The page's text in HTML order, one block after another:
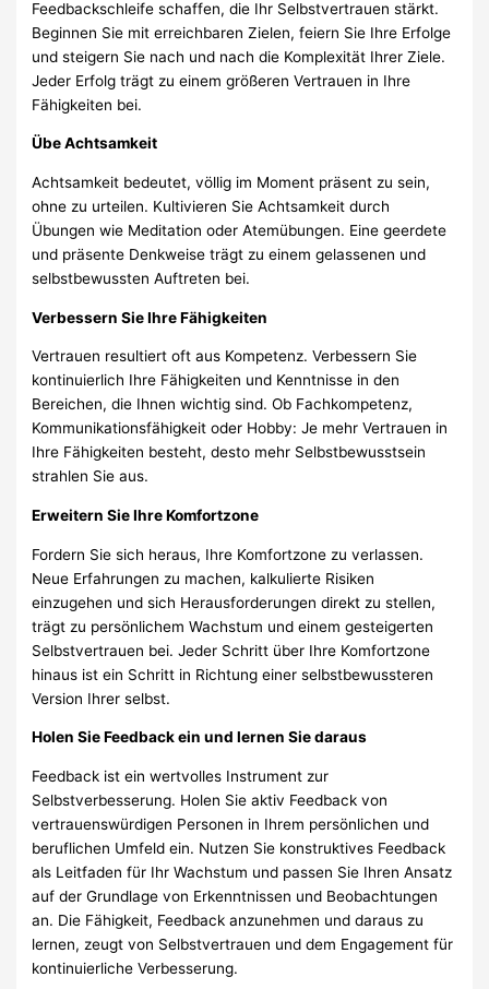
Feedbackschleife schaffen, die Ihr Selbstvertrauen stärkt.
Beginnen Sie mit erreichbaren Zielen, feiern Sie Ihre Erfolge
und steigern Sie nach und nach die Komplexität Ihrer Ziele.
Jeder Erfolg trägt zu einem größeren Vertrauen in Ihre
Fähigkeiten bei.
Übe Achtsamkeit
Achtsamkeit bedeutet, völlig im Moment präsent zu sein,
ohne zu urteilen. Kultivieren Sie Achtsamkeit durch
Übungen wie Meditation oder Atemübungen. Eine geerdete
und präsente Denkweise trägt zu einem gelassenen und
selbstbewussten Auftreten bei.
Verbessern Sie Ihre Fähigkeiten
Vertrauen resultiert oft aus Kompetenz. Verbessern Sie
kontinuierlich Ihre Fähigkeiten und Kenntnisse in den
Bereichen, die Ihnen wichtig sind. Ob Fachkompetenz,
Kommunikationsfähigkeit oder Hobby: Je mehr Vertrauen in
Ihre Fähigkeiten besteht, desto mehr Selbstbewusstsein
strahlen Sie aus.
Erweitern Sie Ihre Komfortzone
Fordern Sie sich heraus, Ihre Komfortzone zu verlassen.
Neue Erfahrungen zu machen, kalkulierte Risiken
einzugehen und sich Herausforderungen direkt zu stellen,
trägt zu persönlichem Wachstum und einem gesteigerten
Selbstvertrauen bei. Jeder Schritt über Ihre Komfortzone
hinaus ist ein Schritt in Richtung einer selbstbewussteren
Version Ihrer selbst.
Holen Sie Feedback ein und lernen Sie daraus
Feedback ist ein wertvolles Instrument zur
Selbstverbesserung. Holen Sie aktiv Feedback von
vertrauenswürdigen Personen in Ihrem persönlichen und
beruflichen Umfeld ein. Nutzen Sie konstruktives Feedback
als Leitfaden für Ihr Wachstum und passen Sie Ihren Ansatz
auf der Grundlage von Erkenntnissen und Beobachtungen
an. Die Fähigkeit, Feedback anzunehmen und daraus zu
lernen, zeugt von Selbstvertrauen und dem Engagement für
kontinuierliche Verbesserung.